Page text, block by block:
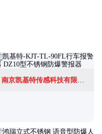
南京凯基特传感科技有限公司